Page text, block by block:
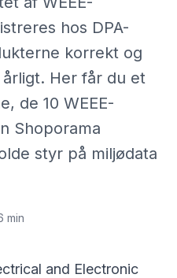
hos DPA-
korrekt og
Her får du et
de 10 WEEE-
Shoporama
styr på miljødata
min
and Electronic